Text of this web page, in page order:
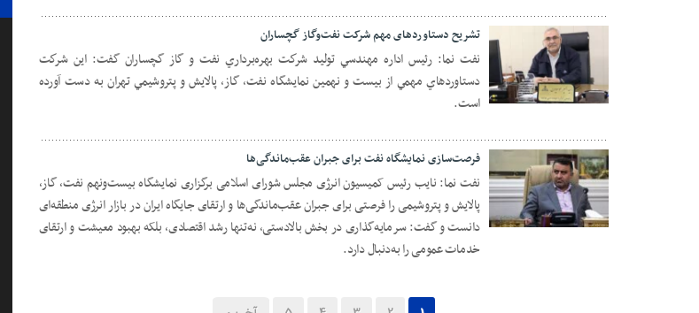
24 اردیبهشت 1404
تشریح دستاوردهای مهم شرکت نفت‌و‌گاز گچساران
نفت نما: رئيس اداره مهندسي توليد شركت بهره‌برداري نفت و گاز گچساران گفت: اين شركت
دستاوردهاي مهمي از بيست و نهمين نمايشگاه نفت، گاز، پالايش و پتروشيمي تهران به دست آورده
است.
23 اردیبهشت 1404
فرصت‌سازی نمایشگاه نفت برای جبران عقب‌ماندگی‌ها
نفت نما: نایب رئیس کمیسیون انرژی مجلس شورای اسلامی برگزاری نمایشگاه بیست‌ونهم نفت، گاز،
پالایش و پتروشیمی را فرصتی برای جبران عقب‌ماندگی‌ها و ارتقای جایگاه ایران در بازار انرژی منطقه‌ای
دانست و گفت: سرمایه‌گذاری در بخش بالادستی، نه‌تنها رشد اقتصادی، بلکه بهبود معیشت و ارتقای
خدمات عمومی را به‌دنبال دارد.